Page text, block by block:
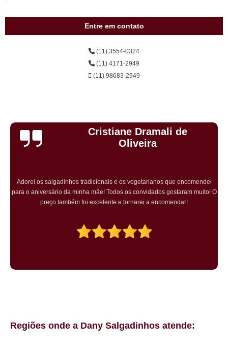
Entre em contato
(11) 3554-0324
(11) 4171-2949
(11) 98683-2949
Cristiane Dramali de
Oliveira
Adorei os salgadinhos tradicionais e os vegetarianos que encomendei
para o aniversário da minha mãe! Todos os convidados gostaram muito! O
preço também foi excelente e tornarei a encomendar!
Regiões onde a Dany Salgadinhos atende: